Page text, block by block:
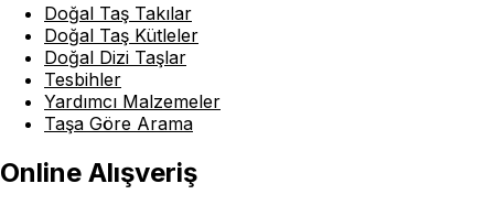
Doğal Taş Takılar
Doğal Taş Kütleler
Doğal Dizi Taşlar
Tesbihler
Yardımcı Malzemeler
Taşa Göre Arama
Online Alışveriş